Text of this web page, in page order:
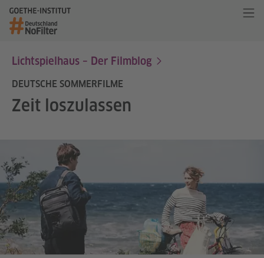
Lichtspielhaus – Der Filmblog
DEUTSCHE SOMMERFILME
Zeit loszulassen